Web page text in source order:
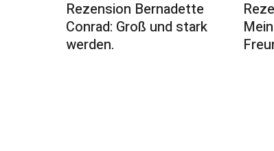
Rezension Bernadette
Conrad: Groß und stark
werden.